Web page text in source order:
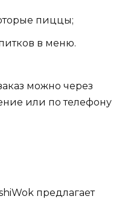
пиццы;
в меню.
можно через
или по телефону
предлагает